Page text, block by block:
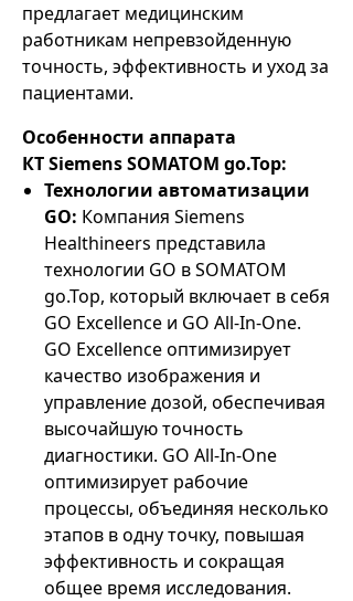
предлагает медицинским
работникам непревзойденную
точность, эффективность и уход за
пациентами.
Особенности аппарата
КТ Siemens SOMATOM go.Top:
Технологии автоматизации
GO: Компания Siemens
Healthineers представила
технологии GO в SOMATOM
go.Top, который включает в себя
GO Excellence и GO All-In-One.
GO Excellence оптимизирует
качество изображения и
управление дозой, обеспечивая
высочайшую точность
диагностики. GO All-In-One
оптимизирует рабочие
процессы, объединяя несколько
этапов в одну точку, повышая
эффективность и сокращая
общее время исследования.